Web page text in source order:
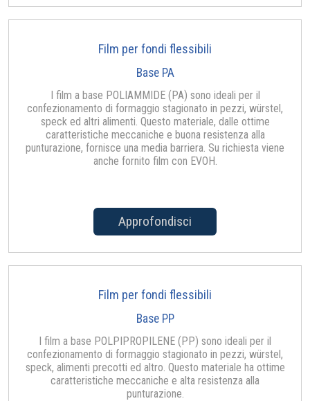
Film per fondi flessibili
Base PA
I film a base POLIAMMIDE (PA) sono ideali per il
confezionamento di formaggio stagionato in pezzi, würstel,
speck ed altri alimenti. Questo materiale, dalle ottime
caratteristiche meccaniche e buona resistenza alla
punturazione, fornisce una media barriera. Su richiesta viene
anche fornito film con EVOH.
Approfondisci
Film per fondi flessibili
Base PP
I film a base POLPIPROPILENE (PP) sono ideali per il
confezionamento di formaggio stagionato in pezzi, würstel,
speck, alimenti precotti ed altro. Questo materiale ha ottime
caratteristiche meccaniche e alta resistenza alla
punturazione.